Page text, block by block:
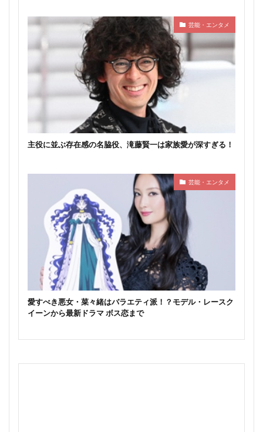
芸能・エンタメ
主役に並ぶ存在感の名脇役、滝藤賢一は家族愛が深すぎる！
芸能・エンタメ
愛すべき悪女・菜々緒はバラエティ派！？モデル・レースク
イーンから最新ドラマ ボス恋まで